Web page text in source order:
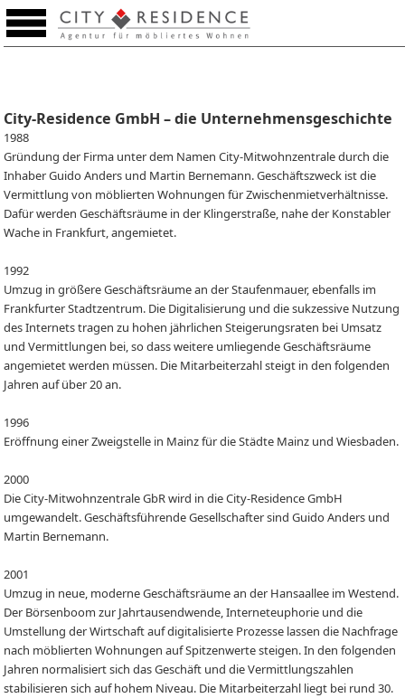
Merkzettel (0)
City-Residence GmbH – die Unternehmensgeschichte
1988
Gründung der Firma unter dem Namen City-Mitwohnzentrale durch die
Inhaber Guido Anders und Martin Bernemann. Geschäftszweck ist die
Vermittlung von möblierten Wohnungen für Zwischenmietverhältnisse.
Dafür werden Geschäftsräume in der Klingerstraße, nahe der Konstabler
Wache in Frankfurt, angemietet.
1992
Umzug in größere Geschäftsräume an der Staufenmauer, ebenfalls im
Frankfurter Stadtzentrum. Die Digitalisierung und die sukzessive Nutzung
des Internets tragen zu hohen jährlichen Steigerungsraten bei Umsatz
und Vermittlungen bei, so dass weitere umliegende Geschäftsräume
angemietet werden müssen. Die Mitarbeiterzahl steigt in den folgenden
Jahren auf über 20 an.
1996
Eröffnung einer Zweigstelle in Mainz für die Städte Mainz und Wiesbaden.
2000
Die City-Mitwohnzentrale GbR wird in die City-Residence GmbH
umgewandelt. Geschäftsführende Gesellschafter sind Guido Anders und
Martin Bernemann.
2001
Umzug in neue, moderne Geschäftsräume an der Hansaallee im Westend.
Der Börsenboom zur Jahrtausendwende, Interneteuphorie und die
Umstellung der Wirtschaft auf digitalisierte Prozesse lassen die Nachfrage
nach möblierten Wohnungen auf Spitzenwerte steigen. In den folgenden
Jahren normalisiert sich das Geschäft und die Vermittlungszahlen
stabilisieren sich auf hohem Niveau. Die Mitarbeiterzahl liegt bei rund 30.